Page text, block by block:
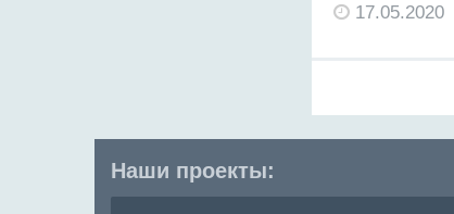
17.05.2020
Наши проекты: